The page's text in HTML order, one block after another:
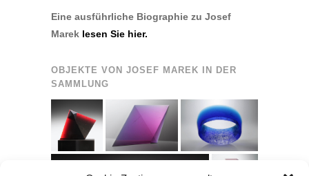
Eine ausführliche Biographie zu Josef
Marek lesen Sie hier.
OBJEKTE VON JOSEF MAREK IN DER
SAMMLUNG